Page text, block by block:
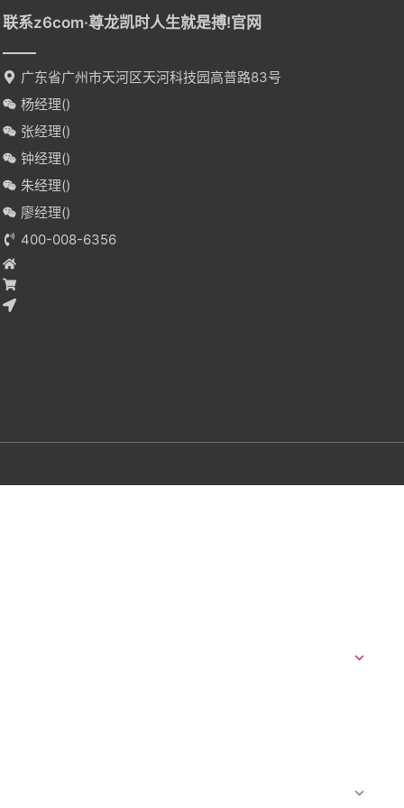
联系z6com·尊龙凯时人生就是搏!官网
广东省广州市天河区天河科技园高普路83号
杨经理()
张经理()
钟经理()
朱经理()
廖经理()
400-008-6356